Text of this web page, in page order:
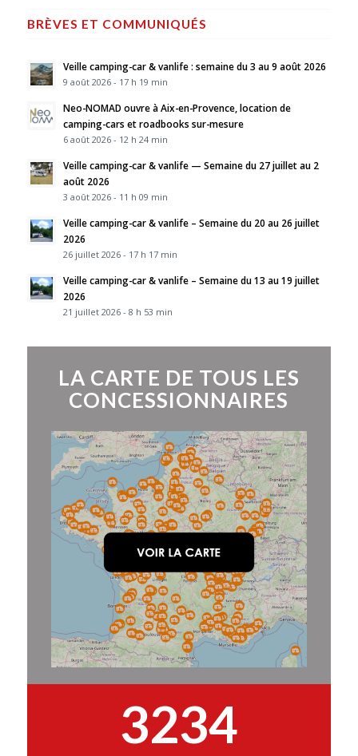
BRÈVES ET COMMUNIQUÉS
Veille camping-car & vanlife : semaine du 3 au 9 août 2026
9 août 2026 - 17 h 19 min
Neo-NOMAD ouvre à Aix-en-Provence, location de
camping-cars et roadbooks sur-mesure
6 août 2026 - 12 h 24 min
Veille camping-car & vanlife — Semaine du 27 juillet au 2
août 2026
3 août 2026 - 11 h 09 min
Veille camping-car & vanlife – Semaine du 20 au 26 juillet
2026
26 juillet 2026 - 17 h 17 min
Veille camping-car & vanlife – Semaine du 13 au 19 juillet
2026
21 juillet 2026 - 8 h 53 min
LA CARTE DE TOUS LES
CONCESSIONNAIRES
3234